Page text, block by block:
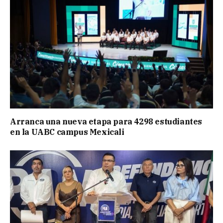
Arranca una nueva etapa para 4298 estudiantes
en la UABC campus Mexicali